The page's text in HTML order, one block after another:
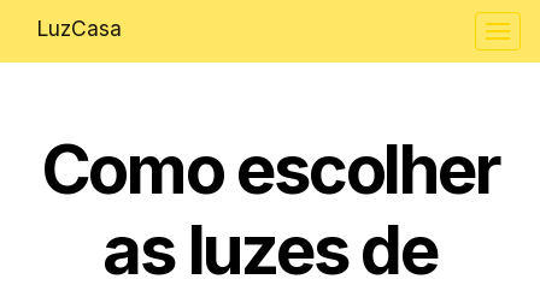
LuzCasa
Como escolher
as luzes de